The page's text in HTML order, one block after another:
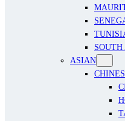
ASIAN